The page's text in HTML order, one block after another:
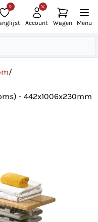
0
Account Wagen Menu
/
- 442x1006x230mm